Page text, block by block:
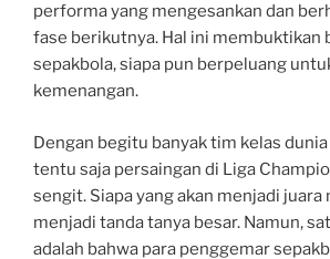
performa yang mengesankan dan
fase berikutnya. Hal ini membuktikan
sepakbola, siapa pun berpeluang
kemenangan.
Dengan begitu banyak tim kelas
tentu saja persaingan di Liga
sengit. Siapa yang akan menjadi
menjadi tanda tanya besar. Namun,
adalah bahwa para penggemar